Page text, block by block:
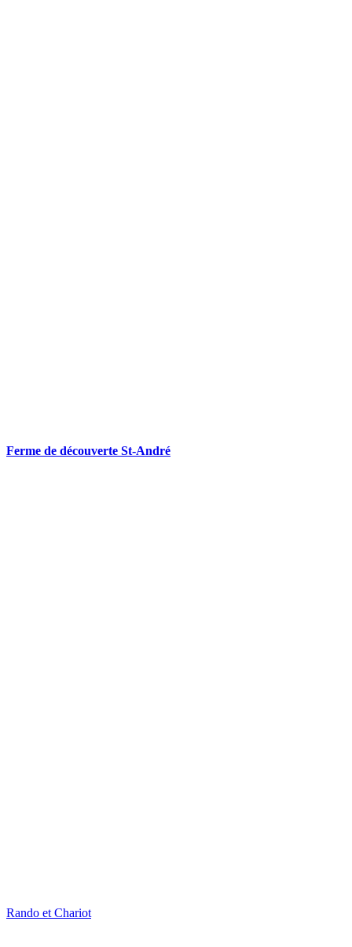
Ferme de découverte St-André
Rando et Chariot